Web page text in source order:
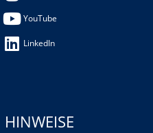
YouTube
LinkedIn
HINWEISE